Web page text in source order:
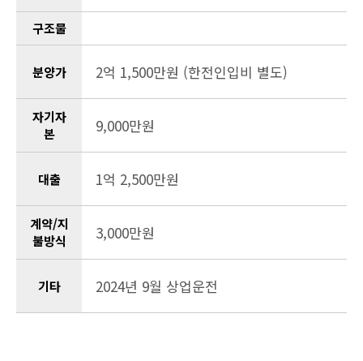
구조물
분양가 2억 1,500만원 (한전인입비 별도)
자기자
본
9,000만원
대출 1억 2,500만원
계약/지
불방식
3,000만원
기타 2024년 9월 상업운전